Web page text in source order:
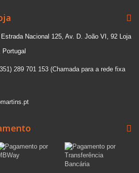
Nacional 125, Av. D. João VI, 92 Loja
Portugal
289 701 153 (Chamada para a rede fixa